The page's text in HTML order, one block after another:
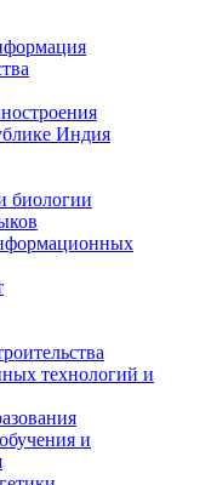
Индия
биологии
технологий и
и